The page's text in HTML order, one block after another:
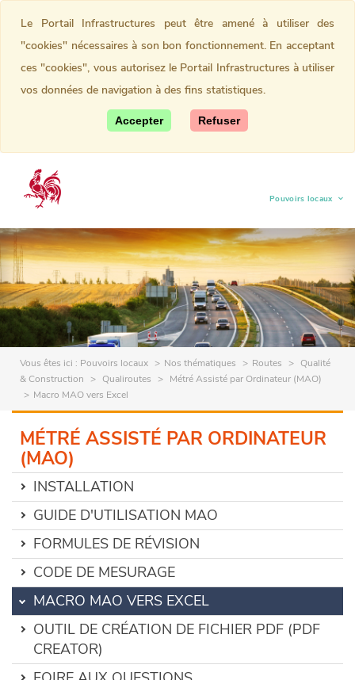
Pouvoirs locaux
(current)
Vous êtes ici : Pouvoirs locaux Nos thématiques Routes
Qualité
& Construction
Qualiroutes
Métré Assisté par Ordinateur (MAO)
Macro MAO vers Excel
MÉTRÉ ASSISTÉ PAR ORDINATEUR
(MAO)
INSTALLATION
GUIDE D'UTILISATION MAO
FORMULES DE RÉVISION
CODE DE MESURAGE
MACRO MAO VERS EXCEL
OUTIL DE CRÉATION DE FICHIER PDF (PDF
CREATOR)
Le Portail Infrastructures peut être amené à utiliser des
"cookies" nécessaires à son bon fonctionnement. En acceptant
ces "cookies", vous autorisez le Portail Infrastructures à utiliser
vos données de navigation à des fins statistiques.
Accepter Refuser